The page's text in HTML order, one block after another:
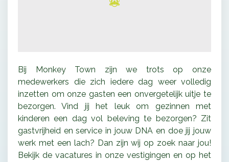
Bij Monkey Town zijn we trots op onze
medewerkers die zich iedere dag weer volledig
inzetten om onze gasten een onvergetelijk uitje te
bezorgen. Vind jij het leuk om gezinnen met
kinderen een dag vol beleving te bezorgen? Zit
gastvrijheid en service in jouw DNA en doe jij jouw
werk met een lach? Dan zijn wij op zoek naar jou!
Bekijk de vacatures in onze vestigingen en op het